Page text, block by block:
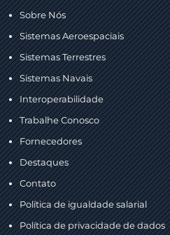
Sobre Nós
Sistemas Aeroespaciais
Sistemas Terrestres
Sistemas Navais
Interoperabilidade
Trabalhe Conosco
Fornecedores
Destaques
Contato
Política de igualdade salarial
Política de privacidade de dados